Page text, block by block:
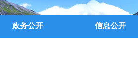
政务公开 信息公开